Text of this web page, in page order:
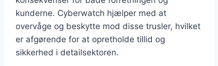
kunderne. Cyberwatch hjælper med at
overvåge og beskytte mod disse trusler, hvilket
er afgørende for at opretholde tillid og
sikkerhed i detailsektoren.